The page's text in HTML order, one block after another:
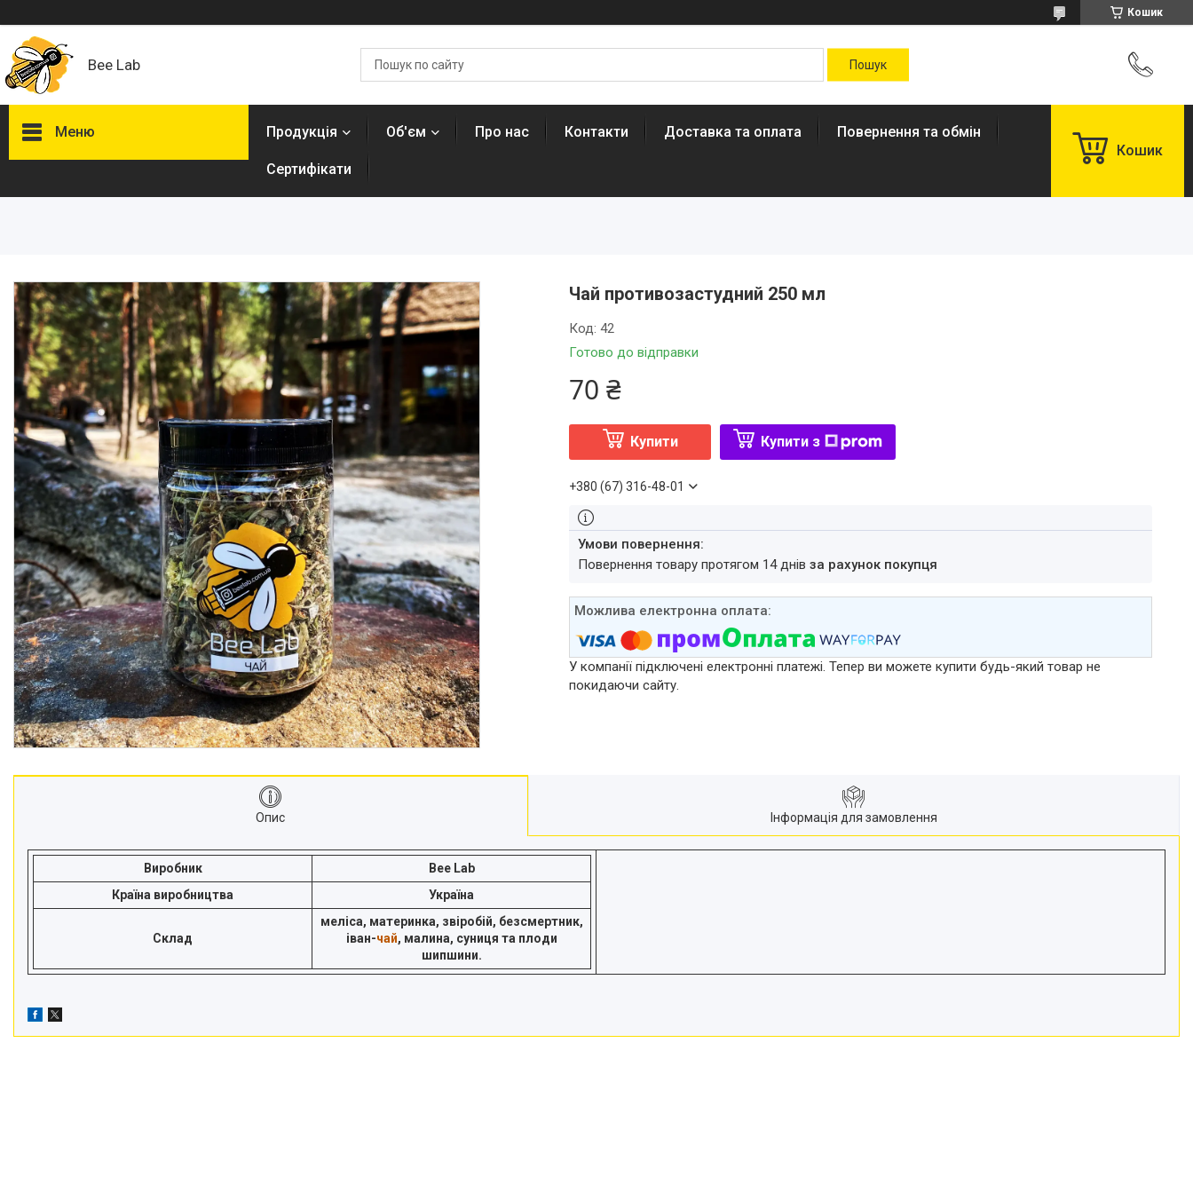
Кошик
Bee Lab
Меню
Арахіс в меді
Фундук в меді
Волоський горіх в меді
Насіння соняшника в меді
Гарбузові зерна в меді
Квітковий пилок
Горіхова паста
Мед
Чай
Гранола
Крем мед
Подарункові набори
Горішки в шоколаді
Горіхи
Фруктові чипси
Продукція Об'єм Про нас Контакти Доставка та оплата Повернення та обмін
Сертифікати
Кошик
Чай противозастудний 250 мл
Готово до відправки
Код:42
70 ₴
Купити Купити з
+380 (67) 316-48-01
повернення товару протягом 14 днівза рахунок покупця
У компанії підключені електронні платежі. Тепер ви можете купити будь-який товар не
покидаючи сайту.
Опис Інформація для замовлення
Виробник
Bee Lab
Країна виробництва
Україна
Склад
меліса, материнка, звіробій, безсмертник,
іван-чай, малина, суниця та плоди
шипшини.